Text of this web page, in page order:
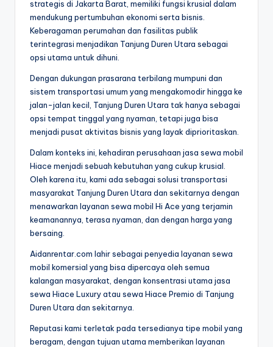
strategis di Jakarta Barat, memiliki fungsi krusial dalam
mendukung pertumbuhan ekonomi serta bisnis.
Keberagaman perumahan dan fasilitas publik
terintegrasi menjadikan Tanjung Duren Utara sebagai
opsi utama untuk dihuni.
Dengan dukungan prasarana terbilang mumpuni dan
sistem transportasi umum yang mengakomodir hingga ke
jalan-jalan kecil, Tanjung Duren Utara tak hanya sebagai
opsi tempat tinggal yang nyaman, tetapi juga bisa
menjadi pusat aktivitas bisnis yang layak diprioritaskan.
Dalam konteks ini, kehadiran perusahaan jasa sewa mobil
Hiace menjadi sebuah kebutuhan yang cukup krusial.
Oleh karena itu, kami ada sebagai solusi transportasi
masyarakat Tanjung Duren Utara dan sekitarnya dengan
menawarkan layanan sewa mobil Hi Ace yang terjamin
keamanannya, terasa nyaman, dan dengan harga yang
bersaing.
Aidanrentar.com lahir sebagai penyedia layanan sewa
mobil komersial yang bisa dipercaya oleh semua
kalangan masyarakat, dengan konsentrasi utama jasa
sewa Hiace Luxury atau sewa Hiace Premio di Tanjung
Duren Utara dan sekitarnya.
Reputasi kami terletak pada tersedianya tipe mobil yang
beragam, dengan tujuan utama memberikan layanan